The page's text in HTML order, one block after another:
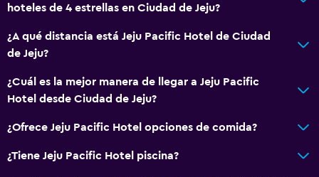
Accesibilidad y adecuación
Accesibilidad
Ascensor
Estacionamiento accesible
Para no fumadores
hoteles de 4 estrellas en Ciudad de Jeju?
¿A qué distancia está Jeju Pacific Hotel de Ciudad
de Jeju?
¿Cuál es la mejor manera de llegar a Jeju Pacific
Hotel desde Ciudad de Jeju?
¿Ofrece Jeju Pacific Hotel opciones de comida?
¿Tiene Jeju Pacific Hotel piscina?